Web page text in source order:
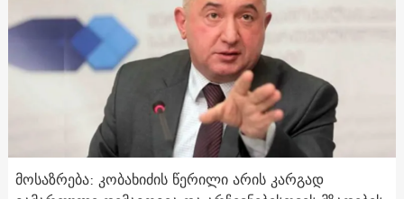
მოსაზრება: კობახიძის წერილი არის კარგად